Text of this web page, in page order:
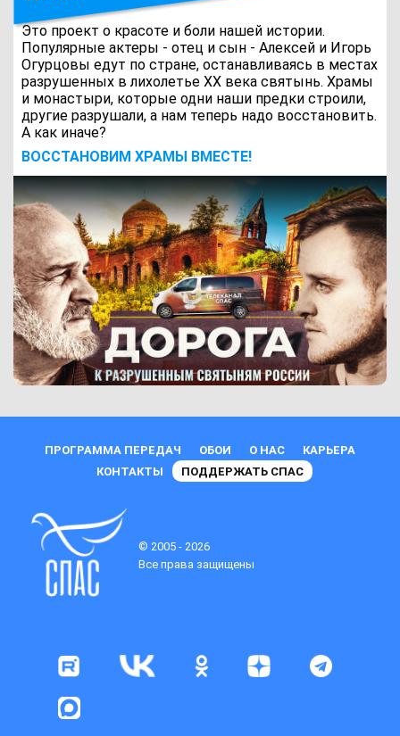
Это проект о красоте и боли нашей истории.
Популярные актеры - отец и сын - Алексей и Игорь
Огурцовы едут по стране, останавливаясь в местах
разрушенных в лихолетье ХХ века святынь. Храмы
и монастыри, которые одни наши предки строили,
другие разрушали, а нам теперь надо восстановить.
А как иначе?
ВОCСТАНОВИМ ХРАМЫ ВМЕСТЕ!
ПРОГРАММА ПЕРЕДАЧ ОБОИ О НАС
КАРЬЕРА
КОНТАКТЫ
ПОДДЕРЖАТЬ СПАС
© 2005 - 2026
Все права защищены